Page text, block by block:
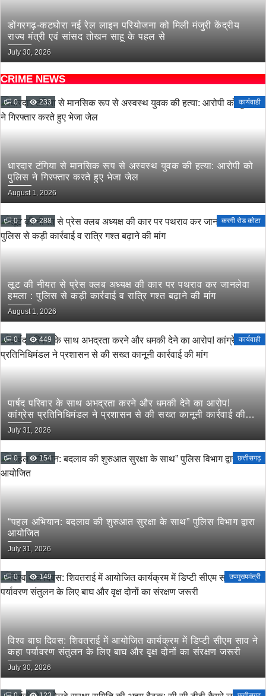
डोंगरगढ़-कटघोरा नई रेल लाइन परियोजना को मिली मंजुरी केंद्रीय
राज्य मंत्री एवं सांसद तोखन साहू के पहल से
July 30, 2026
CRIME NEWS
0 233 कार्यवाही
धारदार टंगिया से मानसिक रूप से अस्वस्थ युवक की हत्या: आरोपी को
पुलिस ने गिरफ्तार करते हुए भेजा जेल
August 1, 2026
0 288 करगी रोड कोटा
लूट की नीयत से प्रेस क्लब अध्यक्ष की कार पर पथराव कर जानलेवा
हमला : पुलिस से कड़ी कार्रवाई व रात्रि गश्त बढ़ाने की मांग
August 1, 2026
0 449 कार्यवाही
पार्षद परिवार के साथ अभद्रता करने और धमकी देने का आरोप!
कांग्रेस प्रतिनिधिमंडल ने प्रशासन से की सख्त कानूनी कार्रवाई की
मांग
July 31, 2026
0 154 छत्तीसगढ़
“पहल अभियान: बदलाव की शुरुआत सुरक्षा के साथ” पुलिस विभाग द्वारा
आयोजित
July 31, 2026
0 149 उपमुख्यमंत्री
विश्व बाघ दिवस: शिवतराई में आयोजित कार्यक्रम में डिप्टी सीएम साव ने
कहा पर्यावरण संतुलन के लिए बाघ और वृक्ष दोनों का संरक्षण जरूरी
July 30, 2026